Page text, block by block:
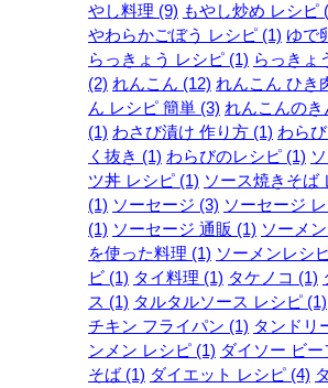
やし料理 (9) もやし炒め レシピ
やわらかごぼう レシピ (1) ゆで
らっきょう レシピ (1) らっきょ
(2) れんこん (12) れんこん ひき
ん レシピ 簡単 (3) れんこんの
(1) わさび漬け 作り方 (1) わら
く抜き (1) わらびのレシピ (1)
ツ丼 レシピ (1) ソース焼きそば
(1) ソーセージ (3) ソーセージ
(1) ソーセージ 通販 (1) ソーメ
を使った料理 (1) ソーメンレシ
ビ (1) タイ料理 (1) タケノコ (1)
ス (1) タルタルソース レシピ (1)
チキン フライパン (1) タンドリ
ンメン レシピ (1) ダイソー ビ
そば (1) ダイエット レシピ (4)